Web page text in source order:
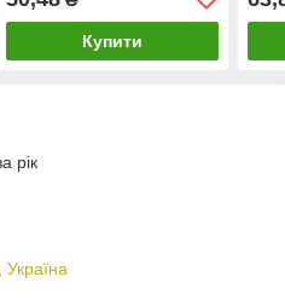
Купити
рік
Україна